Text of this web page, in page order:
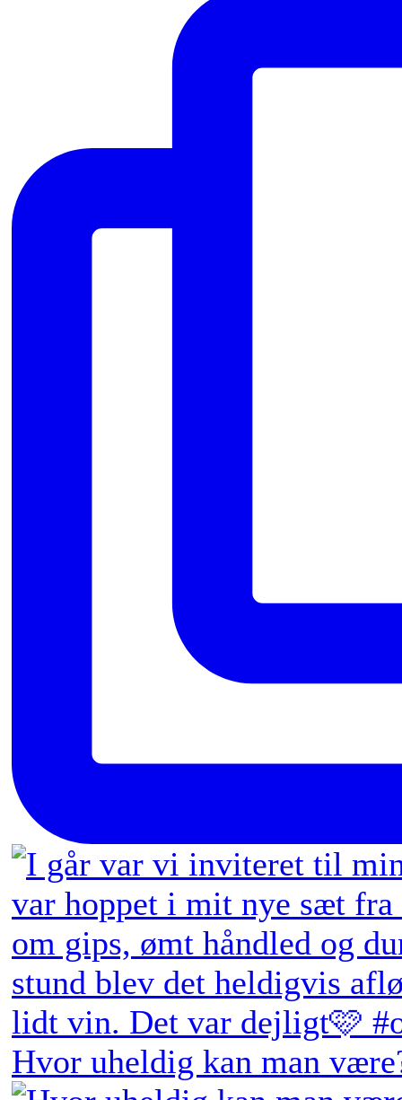
Hvor uheldig kan man